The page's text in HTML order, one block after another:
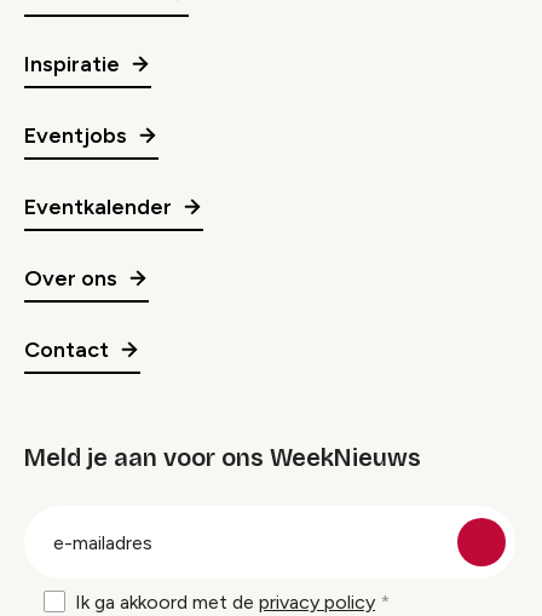
Inspiratie
Eventjobs
Eventkalender
Over ons
Contact
Meld je aan voor ons WeekNieuws
Ik ga akkoord met de privacy policy